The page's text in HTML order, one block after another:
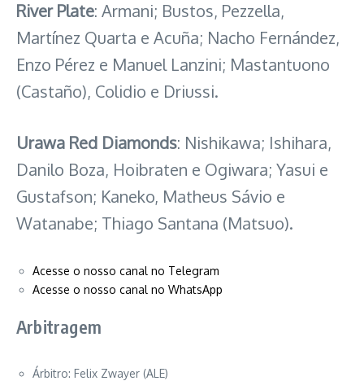
River Plate: Armani; Bustos, Pezzella,
Martínez Quarta e Acuña; Nacho Fernández,
Enzo Pérez e Manuel Lanzini; Mastantuono
(Castaño), Colidio e Driussi.
Urawa Red Diamonds: Nishikawa; Ishihara,
Danilo Boza, Hoibraten e Ogiwara; Yasui e
Gustafson; Kaneko, Matheus Sávio e
Watanabe; Thiago Santana (Matsuo).
Acesse o nosso canal no Telegram
Acesse o nosso canal no WhatsApp
Arbitragem
Árbitro: Felix Zwayer (ALE)